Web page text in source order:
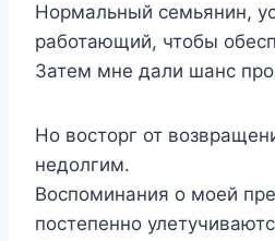
Нормальный семьянин,
работающий, чтобы
Затем мне дали шанс
Но восторг от
недолгим.
Воспоминания о моей
постепенно